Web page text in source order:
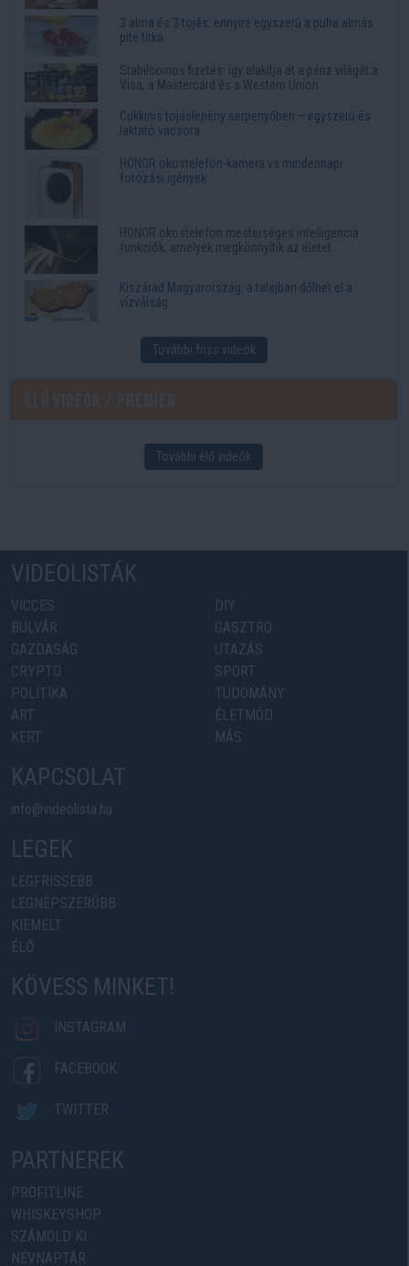
3 alma és 3 tojás: ennyire egyszerű a puha almás
pite titka
Stabilcoinos fizetés: így alakítja át a pénz világát a
Visa, a Mastercard és a Western Union
Cukkinis tojáslepény serpenyőben – egyszerű és
laktató vacsora
HONOR okostelefon-kamera vs mindennapi
fotózási igények
HONOR okostelefon mesterséges intelligencia
funkciók, amelyek megkönnyítik az életet
Kiszárad Magyarország: a talajban dőlhet el a
vízválság
További friss videók
További élő videók
VIDEOLISTÁK
VICCES
BULVÁR
GAZDASÁG
CRYPTO
POLITIKA
ART
KERT
DIY
GASZTRO
UTAZÁS
SPORT
TUDOMÁNY
ÉLETMÓD
MÁS
KAPCSOLAT
info@videolista.hu
LEGEK
LEGFRISSEBB
LEGNÉPSZERŰBB
KIEMELT
ÉLŐ
KÖVESS MINKET!
INSTAGRAM
FACEBOOK
TWITTER
PARTNEREK
PROFITLINE
WHISKEYSHOP
SZÁMOLD KI
NÉVNAPTÁR